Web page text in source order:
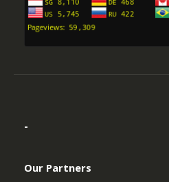
-
Our Partners